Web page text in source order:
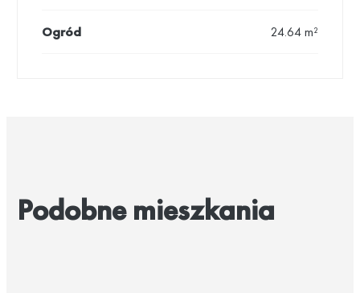
Ogród 24.64 m²
Podobne mieszkania